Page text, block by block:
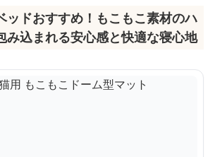
ッドおすすめ！もこもこ素材のハ
み込まれる安心感と快適な寝心地